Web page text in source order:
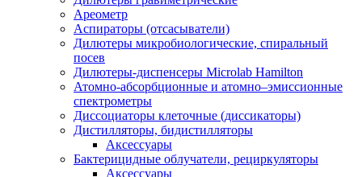
Ареометр
Аспираторы (отсасыватели)
Дилютеры микробиологические, спиральный
посев
Дилютеры-диспенсеры Microlab Hamilton
Атомно-абсорбционные и атомно–эмиссионные
спектрометры
Диссоциаторы клеточные (диссикаторы)
Дистилляторы, бидистилляторы
Аксессуары
Бактерицидные облучатели, рециркуляторы
Аксессуары